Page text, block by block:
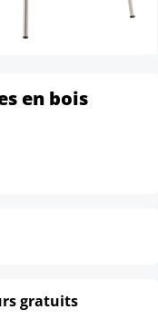
en bois
gratuits